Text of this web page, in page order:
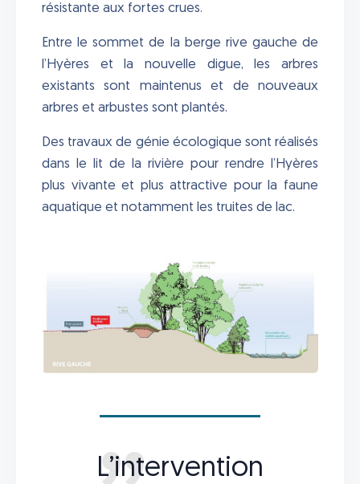
résistante aux fortes crues.
Entre le sommet de la berge rive gauche de
l’Hyères et la nouvelle digue, les arbres
existants sont maintenus et de nouveaux
arbres et arbustes sont plantés.
Des travaux de génie écologique sont réalisés
dans le lit de la rivière pour rendre l’Hyères
plus vivante et plus attractive pour la faune
aquatique et notamment les truites de lac.
L’intervention